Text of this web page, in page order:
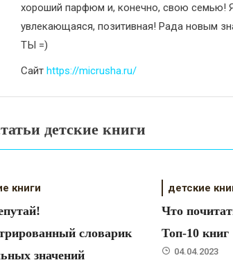
хороший парфюм и, конечно, свою семью!
увлекающаяся, позитивная! Рада новым
ТЫ =)
Сайт https://micrusha.ru/
детские книги
книги
словарик
значений
детские
Что
Топ-10 книг
04.04.2023